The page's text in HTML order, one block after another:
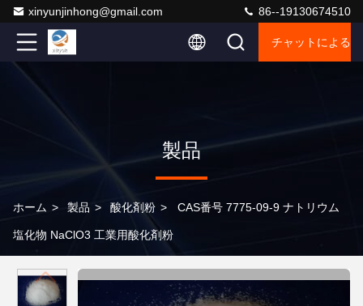
xinyunjinhong@gmail.com 86--19130674510
チャットによる
製品
ホーム > 製品 > 酸化剤粉 > CAS番号 7775-09-9 ナトリウム
塩化物 NaClO3 工業用酸化剤粉